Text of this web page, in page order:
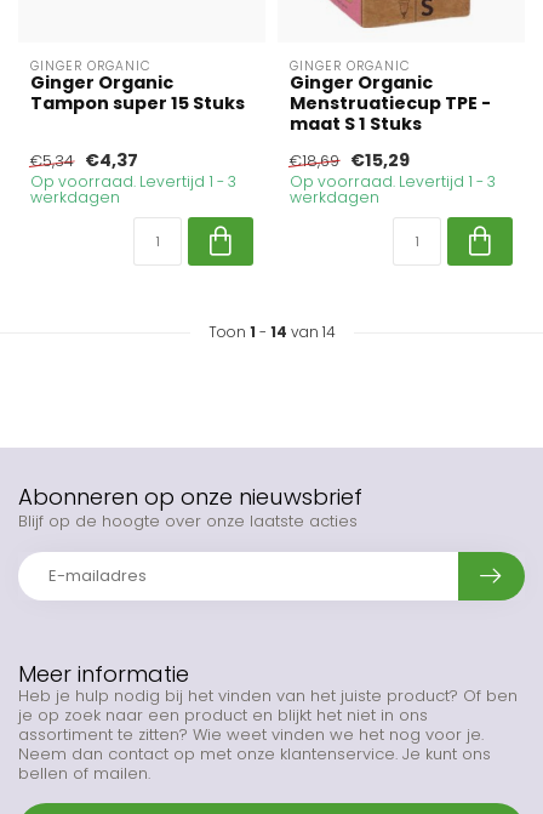
GINGER ORGANIC
Ginger Organic
Tampon super 15 Stuks
€5,34 €4,37
Op voorraad. Levertijd 1 - 3
werkdagen
GINGER ORGANIC
Ginger Organic
Menstruatiecup TPE -
maat S 1 Stuks
€18,69 €15,29
Op voorraad. Levertijd 1 - 3
werkdagen
Toon 1 - 14 van 14
Meer informatie
Heb je hulp nodig bij het vinden van het juiste product? Of ben
je op zoek naar een product en blijkt het niet in ons
assortiment te zitten? Wie weet vinden we het nog voor je.
Neem dan contact op met onze klantenservice. Je kunt ons
bellen of mailen.
Abonneren op onze nieuwsbrief
Blijf op de hoogte over onze laatste acties